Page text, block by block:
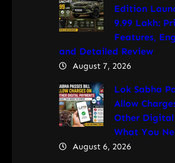
Edition
9.99 Lakh:
Features,
and Detailed Review
August 7, 2026
Lok Sabha
Allow
Other Digital
What You
August 6, 2026